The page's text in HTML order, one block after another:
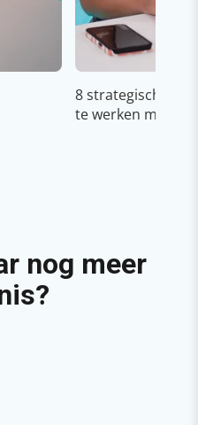
8 strategische
te werken met
nog meer